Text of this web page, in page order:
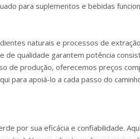
para suplementos e bebidas
naturais e processos de
de qualidade garantem potência
de produção, oferecemos preços
para apoiá-lo a cada passo do
por sua eficácia e confiabilidade.